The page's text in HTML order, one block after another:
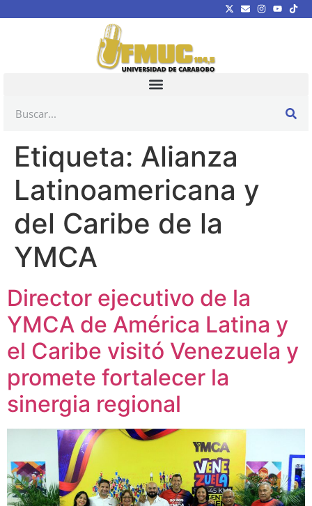
Etiqueta: Alianza
Latinoamericana y
del Caribe de la
YMCA
Director ejecutivo de la
YMCA de América Latina y
el Caribe visitó Venezuela y
promete fortalecer la
sinergia regional